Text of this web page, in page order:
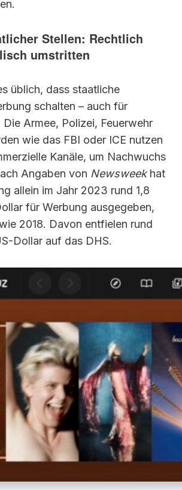
Stellen: Rechtlich
umstritten
üblich, dass staatliche
schalten – auch für
Die Armee, Polizei, Feuerwehr
wie das FBI oder ICE nutzen
Kanäle, um Nachwuchs
Angaben von Newsweekhat
allein im Jahr 2023 rund 1,8
für Werbung ausgegeben,
2018. Davon entfielen rund
Dollar auf das DHS.